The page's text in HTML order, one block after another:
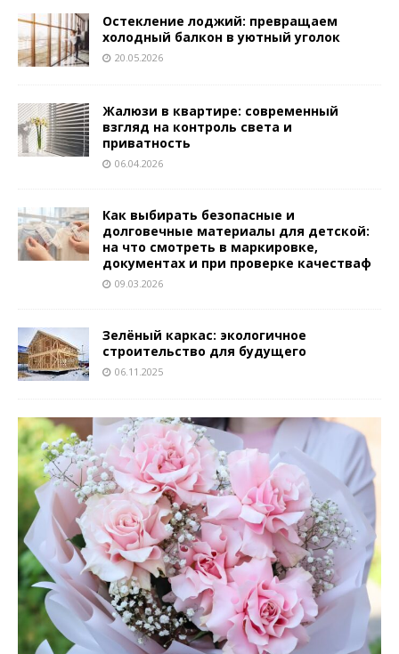
Остекление лоджий: превращаем
холодный балкон в уютный уголок
20.05.2026
Жалюзи в квартире: современный
взгляд на контроль света и
приватность
06.04.2026
Как выбирать безопасные и
долговечные материалы для детской:
на что смотреть в маркировке,
документах и при проверке качестваф
09.03.2026
Зелёный каркас: экологичное
строительство для будущего
06.11.2025